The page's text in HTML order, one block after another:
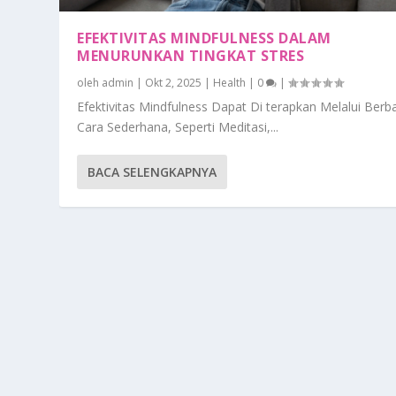
EFEKTIVITAS MINDFULNESS DALAM
MENURUNKAN TINGKAT STRES
oleh admin | Okt 2, 2025 | Health | 0 |
Efektivitas Mindfulness Dapat Di terapkan Melalui
Cara Sederhana, Seperti Meditasi,...
BACA SELENGKAPNYA